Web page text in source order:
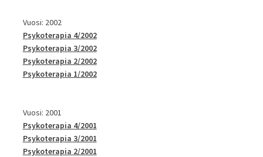
Vuosi: 2002
Psykoterapia 4/2002
Psykoterapia 3/2002
Psykoterapia 2/2002
Psykoterapia 1/2002
Vuosi: 2001
Psykoterapia 4/2001
Psykoterapia 3/2001
Psykoterapia 2/2001